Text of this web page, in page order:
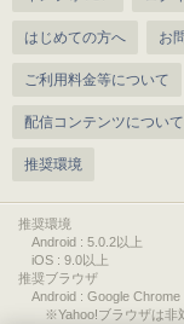
はじめての方へ お
ご利用料金等について
配信コンテンツについて
推奨環境
推奨環境
Android : 5.0.2以上
iOS : 9.0以上
推奨ブラウザ
Android : Google Chrome
※Yahoo!ブラウザは非